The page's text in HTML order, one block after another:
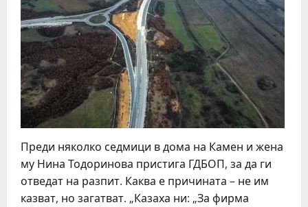
Преди няколко седмици в дома на Камен и жена
му Нина Тодоринова пристига ГДБОП, за да ги
отведат на разпит. Каква е причината – не им
казват, но загатват. „Казаха ни: „За фирма